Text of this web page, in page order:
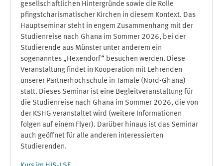
gesellschaftlichen Hintergründe sowie die Rolle
pfingstcharismatischer Kirchen in diesem Kontext. Das
Hauptseminar steht in engem Zusammenhang mit der
Studienreise nach Ghana im Sommer 2026, bei der
Studierende aus Münster unter anderem ein
sogenanntes „Hexendorf“ besuchen werden. Diese
Veranstaltung findet in Kooperation mit Lehrenden
unserer Partnerhochschule in Tamale (Nord-Ghana)
statt. Dieses Seminar ist eine Begleitveranstaltung für
die Studienreise nach Ghana im Sommer 2026, die von
der KSHG veranstaltet wird (weitere Informationen
folgen auf einem Flyer). Darüber hinaus ist das Seminar
auch geöffnet für alle anderen interessierten
Studierenden.